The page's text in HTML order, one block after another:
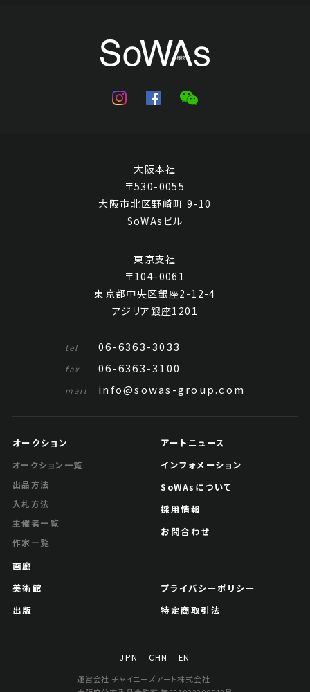
大阪本社
〒530-0055
大阪市北区野崎町 9-10
SoWAsビル
東京支社
〒104-0061
東京都中央区銀座2-12-4
アジリア銀座1201
tel 06-6363-3033
fax 06-6363-3100
mail info@sowas-group.com
オークション
オークション一覧
出品方法
入札方法
主催者一覧
作家一覧
画廊
美術館
出版
アートニュース
インフォメーション
SoWAsについて
採用情報
お問合わせ
プライバシーポリシー
特定商取引法
JPN CHN
EN
運営会社 チャイニーズアート株式会社